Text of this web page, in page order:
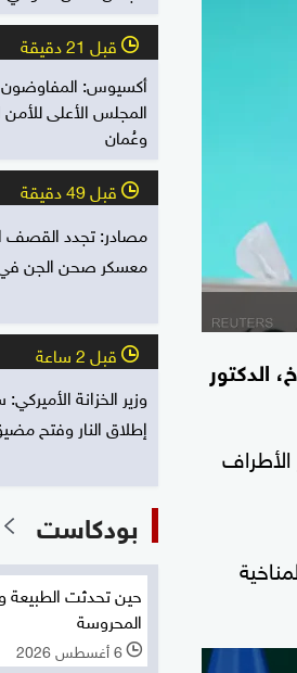
الدكتور
0
l قبل 21 دقيقة
أكسيوس: المفاوضون
المجلس الأعلى
وعُمان
l قبل 49 دقيقة
مصادر: تجدد القصف
معسكر صحن الجن
l قبل 2 ساعة
وزير الخزانة
إطلاق النار وفتح
بودكاست
حين تحدثت
المحروسة
l 6 أغسطس 2026